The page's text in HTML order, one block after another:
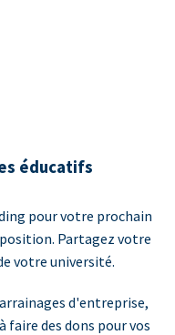
éducatifs
pour votre prochain
Partagez votre
votre université.
d'entreprise,
des dons pour vos